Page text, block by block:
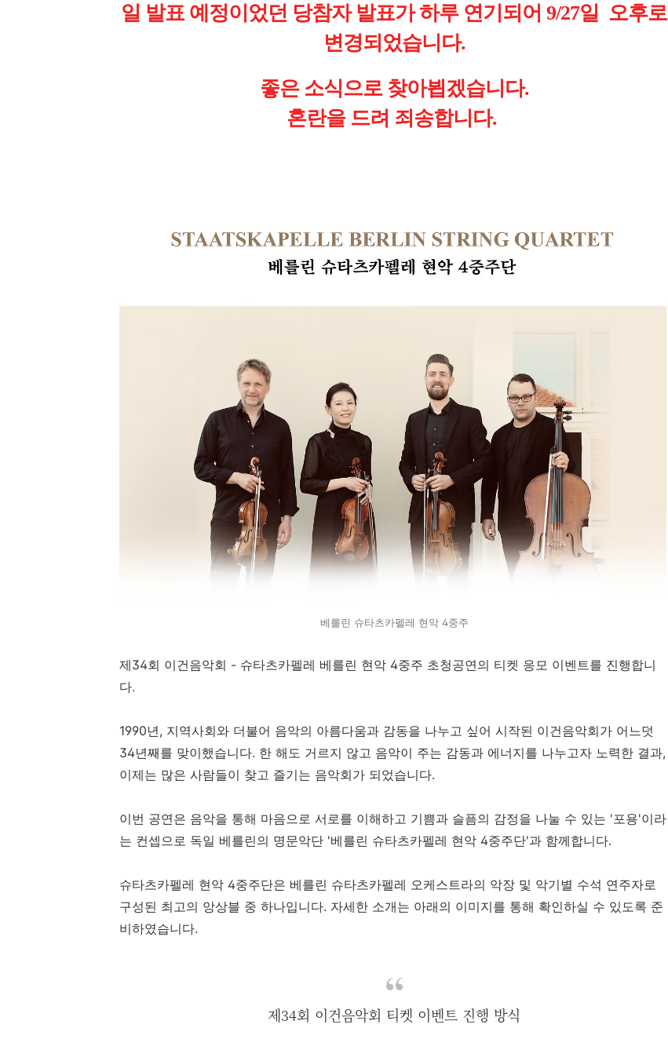
일 발표 예정이었던 당참자 발표가 하루 연기되어 9/27일 오후로
변경되었습니다.
좋은 소식으로 찾아뵙겠습니다.
혼란을 드려 죄송합니다.
베를린 슈타츠카펠레 현악 4중주
제34회 이건음악회 - 슈타츠카펠레 베를린 현악 4중주 초청공연의 티켓 응모 이벤트를 진행합니
다.
1990년, 지역사회와 더불어 음악의 아름다움과 감동을 나누고 싶어 시작된 이건음악회가 어느덧
34년째를 맞이했습니다. 한 해도 거르지 않고 음악이 주는 감동과 에너지를 나누고자 노력한 결과,
이제는 많은 사람들이 찾고 즐기는 음악회가 되었습니다.
이번 공연은 음악을 통해 마음으로 서로를 이해하고 기쁨과 슬픔의 감정을 나눌 수 있는 '포용'이라
는 컨셉으로 독일 베를린의 명문악단 '베를린 슈타츠카펠레 현악 4중주단'과 함께합니다.
슈타츠카펠레 현악 4중주단은 베를린 슈타츠카펠레 오케스트라의 악장 및 악기별 수석 연주자로
구성된 최고의 앙상블 중 하나입니다. 자세한 소개는 아래의 이미지를 통해 확인하실 수 있도록 준
비하였습니다.
제34회 이건음악회 티켓 이벤트 진행 방식